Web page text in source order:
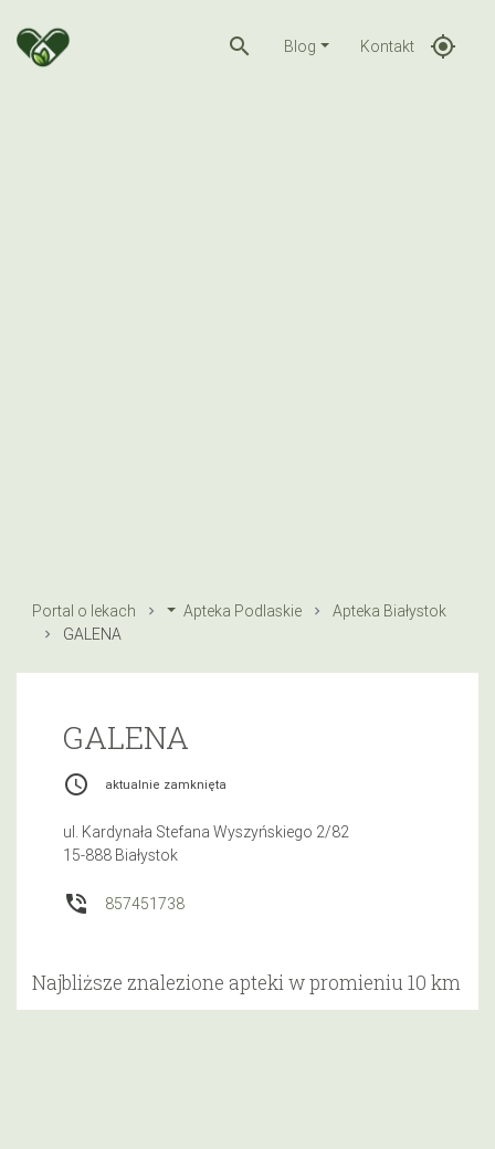
search Blog Kontakt gps_fixed
Portal o lekach Apteka Podlaskie
Apteka Białystok
GALENA
GALENA
access_time aktualnie zamknięta
ul. Kardynała Stefana Wyszyńskiego 2/82
15-888 Białystok
phone_in_talk 857451738
Najbliższe znalezione apteki w promieniu 10 km